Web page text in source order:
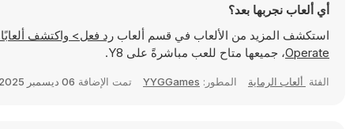
أي ألعاب نجربها بعد؟
استكشف المزيد من الألعاب في قسم ألعاب رد فعل> واكتشف ألعابًا شهيرة مثل
Operate، جميعها متاح للعب مباشرةً على Y8.
الفئة ألعاب الرماية المطور: YYGGames تمت الإضافة 06 ديسمبر 2025